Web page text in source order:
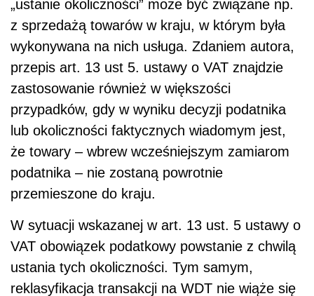
„ustanie okoliczności” może być związane np.
z sprzedażą towarów w kraju, w którym była
wykonywana na nich usługa. Zdaniem autora,
przepis art. 13 ust 5. ustawy o VAT znajdzie
zastosowanie również w większości
przypadków, gdy w wyniku decyzji podatnika
lub okoliczności faktycznych wiadomym jest,
że towary – wbrew wcześniejszym zamiarom
podatnika – nie zostaną powrotnie
przemieszone do kraju.
W sytuacji wskazanej w art. 13 ust. 5 ustawy o
VAT obowiązek podatkowy powstanie z chwilą
ustania tych okoliczności. Tym samym,
reklasyfikacja transakcji na WDT nie wiąże się